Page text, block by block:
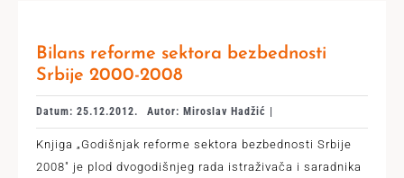
Bilans reforme sektora bezbednosti
Srbije 2000-2008
Datum: 25.12.2012. Autor: Miroslav Hadžić |
Knjiga „Godišnjak reforme sektora bezbednosti Srbije
2008" je plod dvogodišnjeg rada istraživača i saradnika